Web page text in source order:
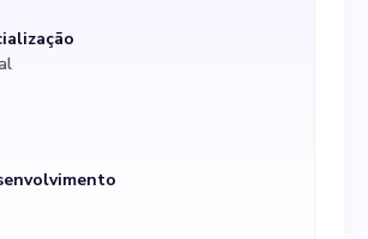
digital por meio
inovadoras de
tráfego na web. O
em potencial
lado a lado com